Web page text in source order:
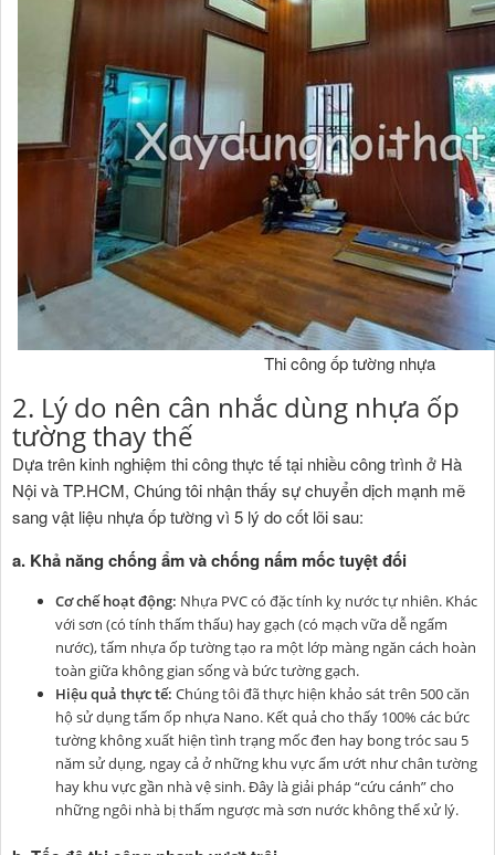
Thi công ốp tường nhựa
2. Lý do nên cân nhắc dùng nhựa ốp
tường thay thế
Dựa trên kinh nghiệm thi công thực tế tại nhiều công trình ở Hà
Nội và TP.HCM, Chúng tôi nhận thấy sự chuyển dịch mạnh mẽ
sang vật liệu nhựa ốp tường vì 5 lý do cốt lõi sau:
a. Khả năng chống ẩm và chống nấm mốc tuyệt đối
Cơ chế hoạt động: Nhựa PVCcó đặc tính kỵ nước tự nhiên. Khác
với sơn (có tính thấm thấu) hay gạch (có mạch vữa dễ ngấm
nước), tấm nhựa ốp tường tạo ra một lớp màng ngăn cách hoàn
toàn giữa không gian sống và bức tường gạch.
Hiệu quả thực tế: Chúng tôi đã thực hiện khảo sát trên 500 căn
hộ sử dụng tấm ốp nhựa Nano. Kết quả cho thấy 100% các bức
tường không xuất hiện tình trạng mốc đen hay bong tróc sau 5
năm sử dụng, ngay cả ở những khu vực ẩm ướt như chân tường
hay khu vực gần nhà vệ sinh. Đây là giải pháp “cứu cánh” cho
những ngôi nhà bị thấm ngược mà sơn nước không thể xử lý.